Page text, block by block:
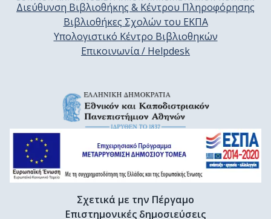
Διεύθυνση Βιβλιοθήκης & Κέντρου Πληροφόρησης
Βιβλιοθήκες Σχολών του ΕΚΠΑ
Υπολογιστικό Κέντρο Βιβλιοθηκών
Επικοινωνία / Helpdesk
Σχετικά με την Πέργαμο
Επιστημονικές δημοσιεύσεις